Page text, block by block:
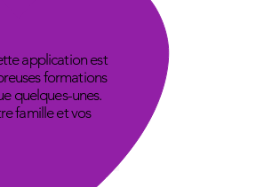
application est
formations
quelques-unes.
famille et vos